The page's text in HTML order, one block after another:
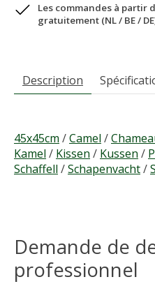
Les commandes à partir
gratuitement (NL / BE /
Description
45x45cm /Camel /
Kamel / Kissen / Kussen /
Schaffell /Schapenvacht/
Demande de
professionnel